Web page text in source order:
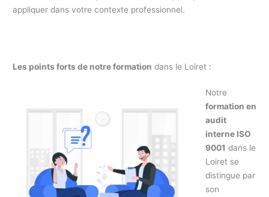
appliquer dans votre contexte professionnel.
Les points forts de notre formation dans le Loiret :
Notre
formation en
audit
interne ISO
9001 dans le
Loiret se
distingue par
son